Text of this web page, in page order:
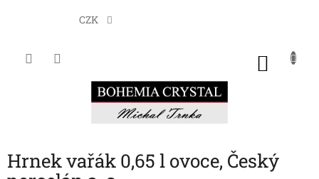
CZK
Hrnek vařák 0,65 l ovoce, Český